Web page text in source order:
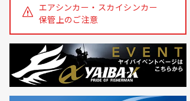
エアシンカー・スカイシンカー
保管上のご注意